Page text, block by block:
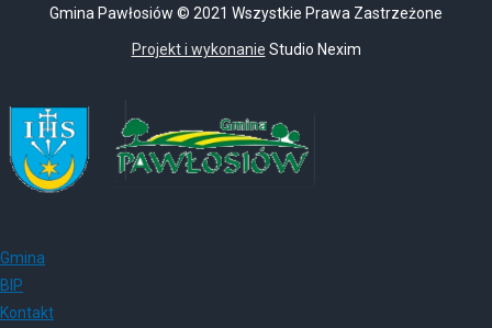
Gmina Pawłosiów © 2021 Wszystkie Prawa Zastrzeżone
Projekt i wykonanie Studio Nexim
Gmina
BIP
Kontakt